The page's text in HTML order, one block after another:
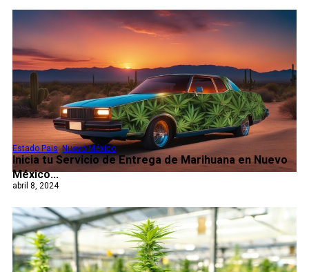
Inicia tu Servicio de Entrega de Marihuana en Nuevo
México...
Estado Pais,Nuevo México
abril 8, 2024